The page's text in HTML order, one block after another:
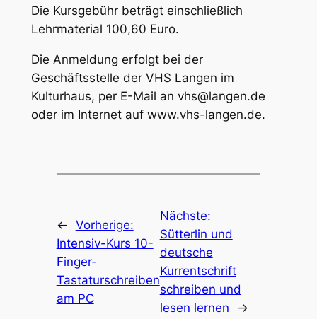
Die Kursgebühr beträgt einschließlich
Lehrmaterial 100,60 Euro.
Die Anmeldung erfolgt bei der
Geschäftsstelle der VHS Langen im
Kulturhaus, per E-Mail an vhs@langen.de
oder im Internet auf www.vhs-langen.de.
← Vorherige:
Intensiv-Kurs 10-
Finger-
Tastaturschreiben
am PC
Nächste:
Sütterlin und
deutsche
Kurrentschrift
schreiben und
lesen lernen
→